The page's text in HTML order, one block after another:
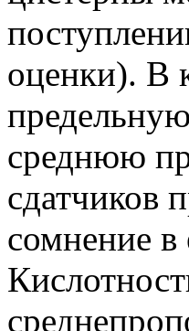
оценки). В
среднюю
сдатчиков
сомнение в